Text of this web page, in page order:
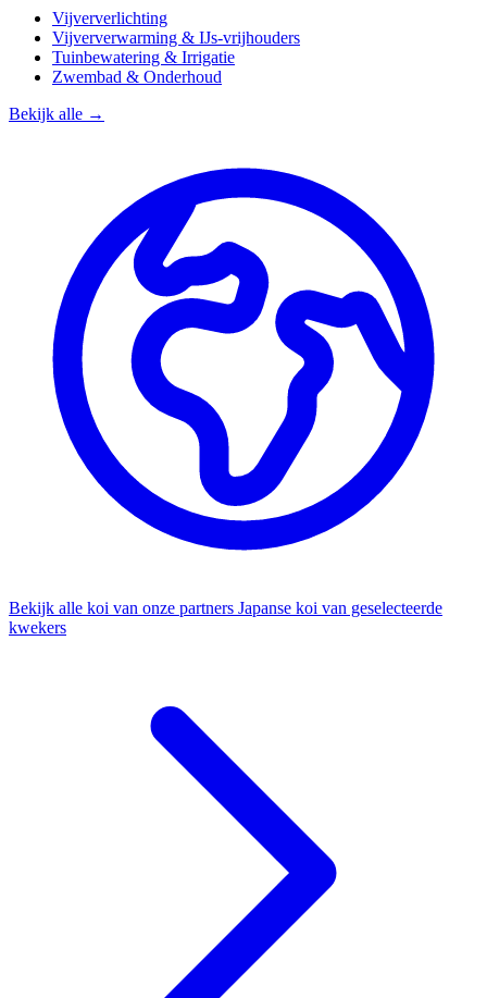
Vijververlichting
Vijververwarming & IJs-vrijhouders
Tuinbewatering & Irrigatie
Zwembad & Onderhoud
Bekijk alle →
Bekijk alle koi van onze partners Japanse koi van geselecteerde
kwekers